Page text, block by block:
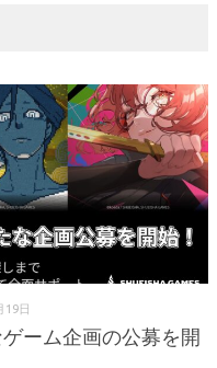
19日
ーム企画の公募を開